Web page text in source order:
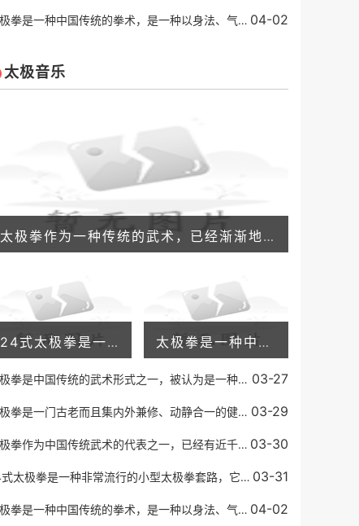
太极拳是一种中国传统的拳术，是一种以身法、气功、拳法为基础的武术，太极拳功能作用非常多，可以帮助人们改善身体和心理健康，同时还可以提高人的内功和自我保护能力。太极 04-02
太极音乐
太极拳作为一种传统的武术，已经渐渐地渗透进了现代社会。无论在健身房、公园或国家级比赛场上，人们总能看到太极拳的身影。随着人们健身意识的增强，太极拳也逐渐成为许多人
24式太极拳是一种非常流行的小型太极拳套路，它由国家体育总局制定，并于1956年正式发布。太极拳以其温和、柔和的动作和呼吸技巧而闻名，同时也是一种有氧运动，可以锻炼身体、 太极拳是一种中国传统的拳术，是一种以身法、气功、拳法为基础的武术，太极拳功能作用非常多，可以帮助人们改善身体和心理健康，同时还可以提高人的内功和自我保护能力。太极
太极拳是中国传统的武术形式之一，被认为是一种能促进身体健康、平衡心态和提高运动水平的毫无副作用的运动方式。太极拳通过呼吸、保持身体平衡和缓慢而准确的动作，帮助人们 03-27
太极拳是一门古老而且集内外兼修、动静合一的健身武术。它起源于中国的武术文化，并且在数千年的时间里被不断发扬光大。太极拳朴素而又娴熟的动作，让每个参与者都能够感受到 03-29
太极拳作为中国传统武术的代表之一，已经有近千年的历史。其中四大基本功是太极拳中最为基础、也最为重要的部分。对于每一位太极拳爱好者来说，理解和掌握四大基本功应该是最 03-30
24式太极拳是一种非常流行的小型太极拳套路，它由国家体育总局制定，并于1956年正式发布。太极拳以其温和、柔和的动作和呼吸技巧而闻名，同时也是一种有氧运动，可以锻炼身体、 03-31
太极拳是一种中国传统的拳术，是一种以身法、气功、拳法为基础的武术，太极拳功能作用非常多，可以帮助人们改善身体和心理健康，同时还可以提高人的内功和自我保护能力。太极 04-02